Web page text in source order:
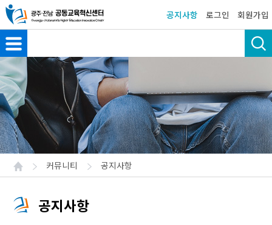
공지사항 로그인 회원가입
커뮤니티 공지사항
공지사항